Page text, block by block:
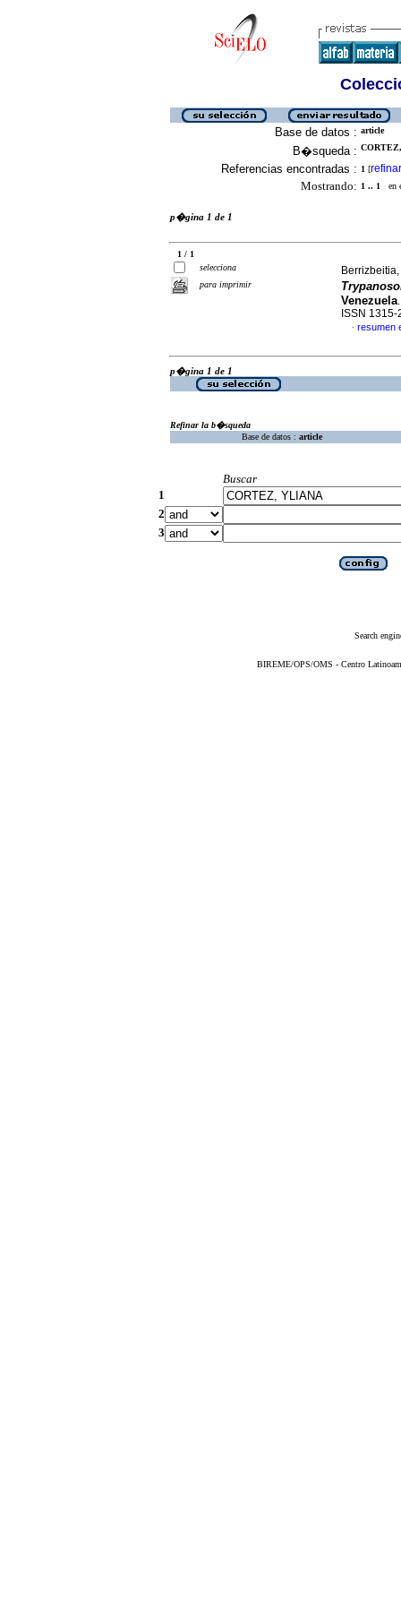
Base de datos : article
B�squeda :
Referencias encontradas : 1 [refinar
Mostrando: 1 .. 1 en
p�gina 1 de 1
1 / 1
selecciona
para imprimir
Venezuela
ISSN 1315-
· resumen
p�gina 1 de 1
Refinar la b�squeda
Base de datos : article
Buscar
1
2
3
Search
BIREME/OPS/OMS - Centro